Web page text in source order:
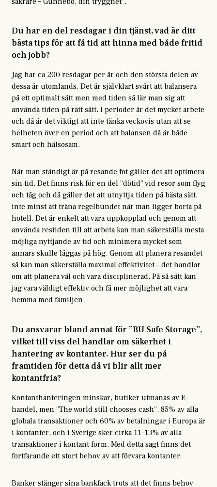
Du har en del resdagar i din tjänst, vad är ditt
bästa tips för att få tid att hinna med både fritid
och jobb?
Jag har ca 200 resdagar per år och den största delen av
dessa är utomlands. Det är självklart svårt att balansera
på ett optimalt sätt men med tiden så lär man sig att
använda tiden på rätt sätt. I perioder är det mycket arbete
och då är det viktigt att inte tänka veckovis utan att se
helheten över en period och att balansen då är både
smart och hälsosam.
När man ständigt är på resande fot gäller det att optimera
sin tid. Det finns risk för en del ”dötid” vid resor som flyg
och tåg och då gäller det att utnyttja tiden på bästa sätt,
inte minst att träna regelbundet när man ligger borta på
hotell. Det är enkelt att vara uppkopplad och genom att
använda restiden till att arbeta kan man säkerställa mesta
möjliga nyttjande av tid och minimera mycket som
annars skulle läggas på hög. Genom att planera resandet
så kan man säkerställa maximal effektivitet – det handlar
om att planera väl och vara disciplinerad. På så sätt kan
jag vara väldigt effektiv och få mer möjlighet att vara
hemma med familjen.
Du ansvarar bland annat för ”BU Safe Storage”,
vilket till viss del handlar om säkerhet i
hantering av kontanter. Hur ser du på
framtiden för detta då vi blir allt mer
kontantfria?
Kontanthanteringen minskar, butiker utmanas av E-
handel, men ”The world still chooses cash”. 85% av alla
globala transaktioner och 60% av betalningar i Europa är
i kontanter, och i Sverige sker cirka 11–13% av alla
transaktioner i kontant form. Med detta sagt finns det
fortfarande ett stort behov av att förvara kontanter.
Banker stänger sina bankfack trots att det finns behov